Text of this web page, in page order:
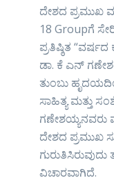
ದೇಶದ ಪ್ರಮುಖ
18 Groupಗೆ
ಪ್ರತಿಷ್ಠಿತ “ವರ್ಷದ
ಡಾ. ಕೆ ಎನ್
ತುಂಬು
ಸಾಹಿತ್ಯ ಮತ್ತು
ಗಣೇಶಯ್ಯನವರು
ದೇಶದ ಪ್ರಮುಖ
ವಿಚಾರವಾಗಿದೆ.